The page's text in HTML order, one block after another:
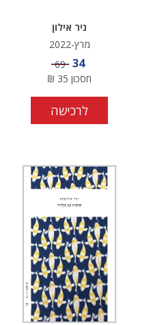
ניר אילון
מרץ-2022
מחיר מבצע
34 מחיר
69
חסכון 35
₪
לרכישה